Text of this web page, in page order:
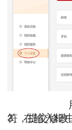
3、在输入框中输入新昵称，请输入2-10个字符，提